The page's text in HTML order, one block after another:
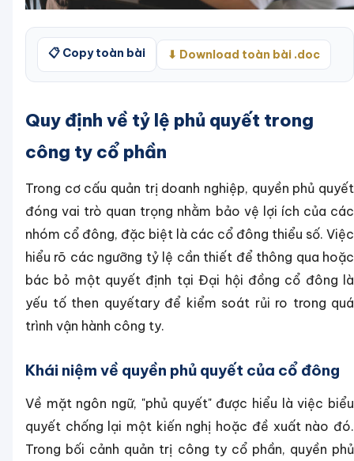
📋 Copy toàn bài ⬇ Download toàn bài .doc
Quy định về tỷ lệ phủ quyết trong
công ty cổ phần
Trong cơ cấu quản trị doanh nghiệp, quyền phủ quyết
đóng vai trò quan trọng nhằm bảo vệ lợi ích của các
nhóm cổ đông, đặc biệt là các cổ đông thiểu số. Việc
hiểu rõ các ngưỡng tỷ lệ cần thiết để thông qua hoặc
bác bỏ một quyết định tại Đại hội đồng cổ đông là
yếu tố then quyếtary để kiểm soát rủi ro trong quá
trình vận hành công ty.
Khái niệm về quyền phủ quyết của cổ đông
Về mặt ngôn ngữ, "phủ quyết" được hiểu là việc biểu
quyết chống lại một kiến nghị hoặc đề xuất nào đó.
Trong bối cảnh quản trị công ty cổ phần, quyền phủ